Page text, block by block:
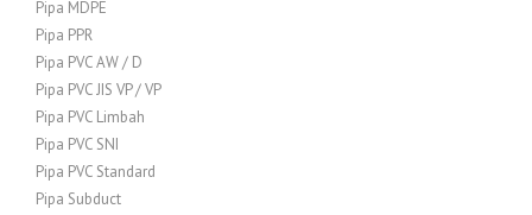
Pipa MDPE
Pipa PPR
Pipa PVC AW / D
Pipa PVC JIS VP / VP
Pipa PVC Limbah
Pipa PVC SNI
Pipa PVC Standard
Pipa Subduct